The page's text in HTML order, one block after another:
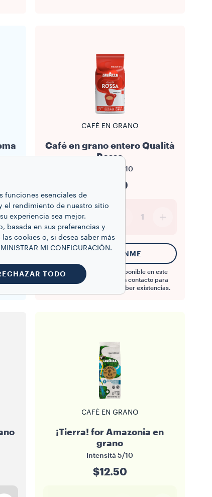
CAFÉ EN GRANO
Café en grano entero Qualità
Rossa
5/10
$24.99
2.2 lb 1
NOTIFÍQUENME
Este producto no está disponible en este
momento. Manténgase en contacto para
saber cuándo volverá a haber existencias.
CAFÉ EN GRANO
¡Tierra! for Amazonia en
grano
Intensità5/10
$12.50
funciones esenciales de
el rendimiento de nuestro sitio
experiencia sea mejor.
basada en sus preferencias y
cookies o, si desea saber más
MI CONFIGURACIÓN.
TODO